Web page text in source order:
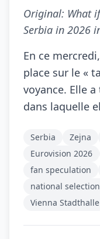
Original: What
Serbia in 2026
En ce
place sur le «
voyance. Elle
dans laquelle
Serbia Zejna
Eurovision 2026
fan speculation
national
Vienna Stadthalle